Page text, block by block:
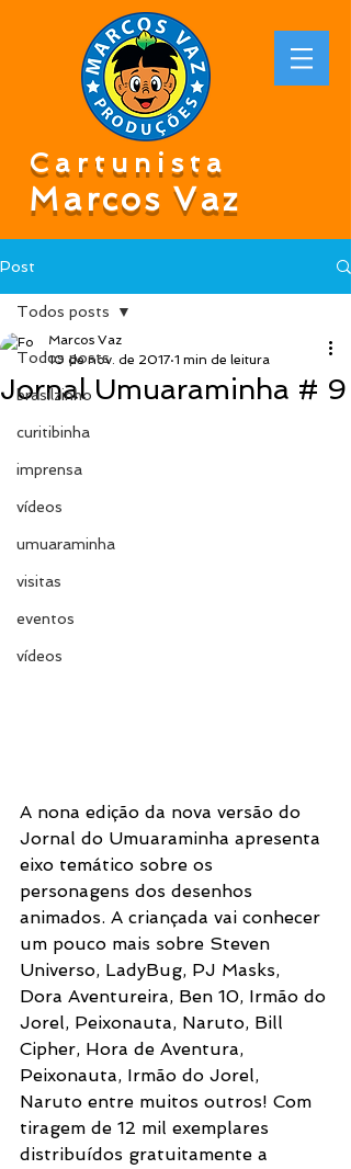
Cartunista
Marcos Vaz
Post
Todos posts
brasilzinho
curitibinha
imprensa
vídeos
umuaraminha
visitas
eventos
vídeos
Todos posts
Jornal Umuaraminha # 9
Marcos Vaz
10 de nov. de 2017 1 min de leitura
A nona edição da nova versão do
Jornal do Umuaraminha apresenta
eixo temático sobre os
personagens dos desenhos
animados. A criançada vai conhecer
um pouco mais sobre Steven
Universo, LadyBug, PJ Masks,
Dora Aventureira, Ben 10, Irmão do
Jorel, Peixonauta, Naruto, Bill
Cipher, Hora de Aventura,
Peixonauta, Irmão do Jorel,
Naruto entre muitos outros! Com
tiragem de 12 mil exemplares
distribuídos gratuitamente a